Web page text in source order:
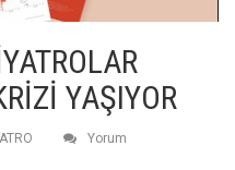
YAŞIYOR
Yorum